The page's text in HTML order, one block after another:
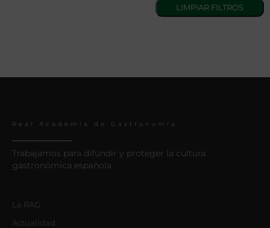
Real Academia de Gastronomía
Trabajamos para difundir y proteger la cultura
gastronómica española.
La RAG
Actualidad